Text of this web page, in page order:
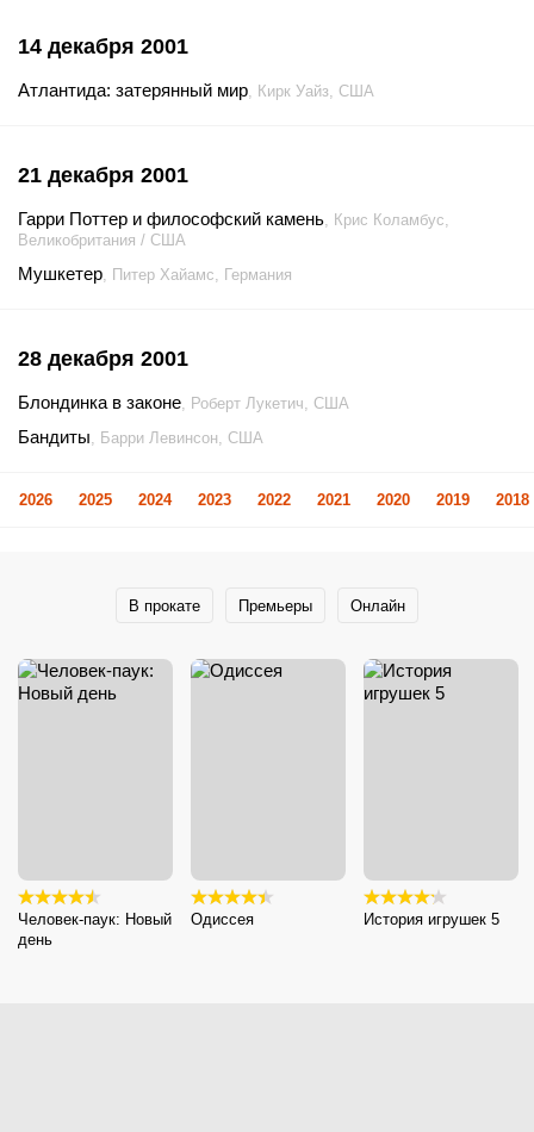
14 декабря 2001
Атлантида: затерянный мир, Кирк Уайз, США
21 декабря 2001
Гарри Поттер и философский камень, Крис Коламбус,
Великобритания / США
Мушкетер, Питер Хайамс, Германия
28 декабря 2001
Блондинка в законе, Роберт Лукетич, США
Бандиты, Барри Левинсон, США
2026 2025 2024 2023 2022 2021 2020 2019 2018
В прокате Премьеры Онлайн
Человек-паук: Новый
день
Одиссея История игрушек 5